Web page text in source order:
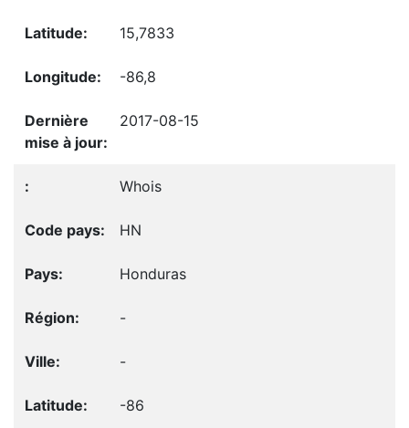
15,7833
-86,8
2017-08-15
Whois
HN
Honduras
-
-
-86